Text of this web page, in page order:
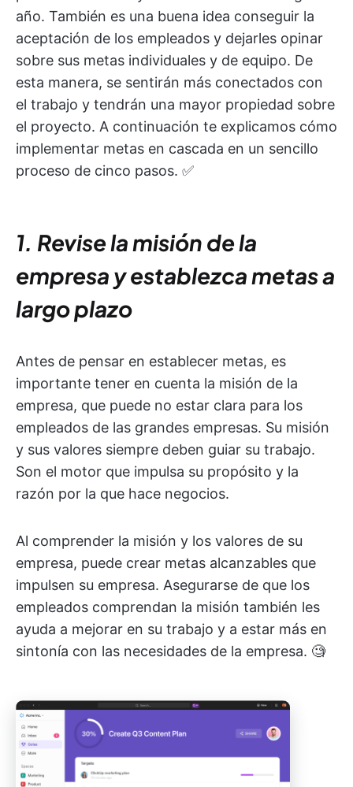
año. También es una buena idea conseguir la
aceptación de los empleados y dejarles opinar
sobre sus metas individuales y de equipo. De
esta manera, se sentirán más conectados con
el trabajo y tendrán una mayor propiedad sobre
el proyecto. A continuación te explicamos cómo
implementar metas en cascada en un sencillo
proceso de cinco pasos. ✅
1. Revise la misión de la
empresa y establezca metas a
largo plazo
Antes de pensar en establecer metas, es
importante tener en cuenta la misión de la
empresa, que puede no estar clara para los
empleados de las grandes empresas. Su misión
y sus valores siempre deben guiar su trabajo.
Son el motor que impulsa su propósito y la
razón por la que hace negocios.
Al comprender la misión y los valores de su
empresa, puede crear metas alcanzables que
impulsen su empresa. Asegurarse de que los
empleados comprendan la misión también les
ayuda a mejorar en su trabajo y a estar más en
sintonía con las necesidades de la empresa. 🧐